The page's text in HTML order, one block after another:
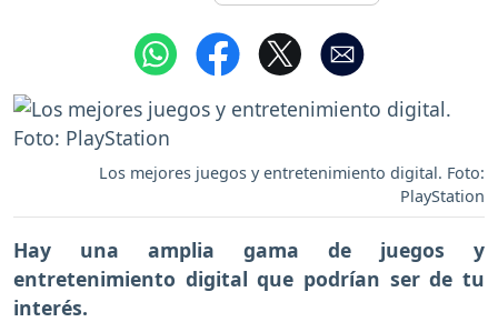
Los mejores juegos y entretenimiento digital. Foto:
PlayStation
Hay una amplia gama de juegos y
entretenimiento digital que podrían ser de tu
interés.